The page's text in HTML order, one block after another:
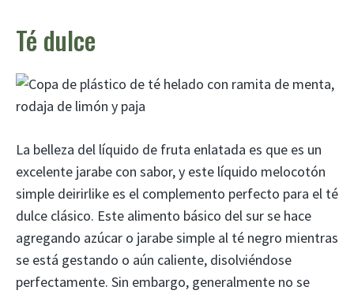
Té dulce
La belleza del líquido de fruta enlatada es que es un
excelente jarabe con sabor, y este líquido melocotón
simple deirirlike es el complemento perfecto para el té
dulce clásico. Este alimento básico del sur se hace
agregando azúcar o jarabe simple al té negro mientras
se está gestando o aún caliente, disolviéndose
perfectamente. Sin embargo, generalmente no se